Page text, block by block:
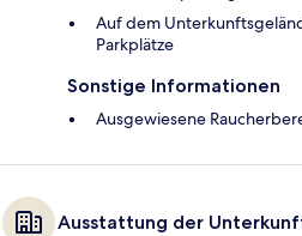
Auf dem
Parkplätze
Sonstige Informationen
Ausgewiesene
Ausstattung der